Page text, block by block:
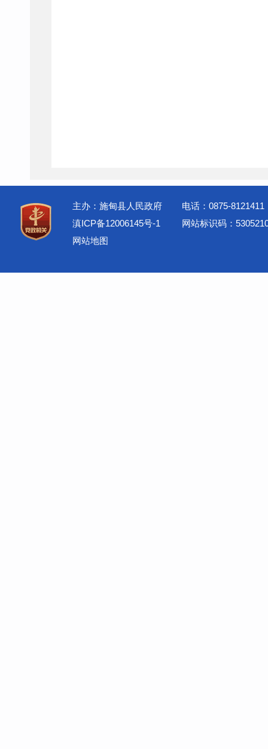
主办：施甸县人民政府
电话：0875-8121411
滇ICP备12006145号-1
网站标识码：
网站地图